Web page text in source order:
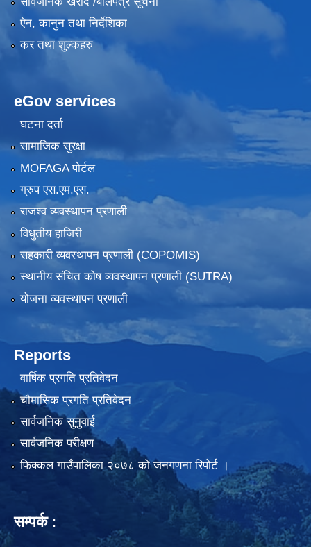
ऐन, कानुन तथा निर्देशिका
कर तथा शुल्कहरु
eGov services
घटना दर्ता
सामाजिक सुरक्षा
MOFAGA पोर्टल
ग्रुप एस.एम.एस.
राजश्व व्यवस्थापन प्रणाली
विधुतीय हाजिरी
सहकारी व्यवस्थापन प्रणाली (COPOMIS)
स्थानीय संचित कोष व्यवस्थापन प्रणाली (SUTRA)
योजना व्यवस्थापन प्रणाली
Reports
वार्षिक प्रगति प्रतिवेदन
चौमासिक प्रगति प्रतिवेदन
सार्वजनिक सुनुवाई
सार्वजनिक परीक्षण
फिक्कल गाउँपालिका २०७८ को जनगणना रिपोर्ट ।
सम्पर्क :